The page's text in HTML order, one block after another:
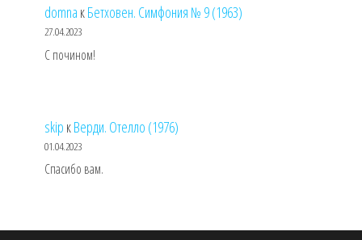
domna кБетховен. Симфония № 9 (1963)
27.04.2023
С почином!
skip кВерди. Отелло (1976)
01.04.2023
Спасибо вам.